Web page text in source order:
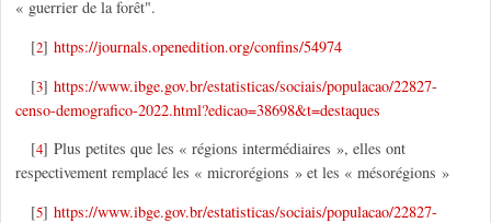
« guerrier de la forêt".
[2]https://journals.openedition.org/confins/54974
[3]https://www.ibge.gov.br/estatisticas/sociais/populacao/22827-
censo-demografico-2022.html?edicao=38698&t=destaques
[4]Plus petites que les « régions intermédiaires », elles ont
respectivement remplacé les « microrégions » et les « mésorégions »
[5]https://www.ibge.gov.br/estatisticas/sociais/populacao/22827-